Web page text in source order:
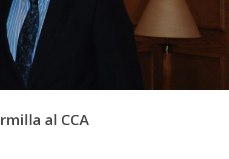
al CCA